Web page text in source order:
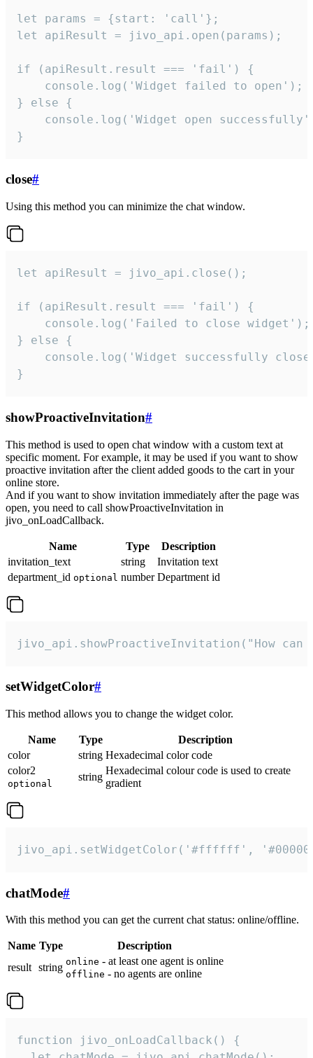
let params = {start: 'call'};
let apiResult = jivo_api.open(params);
if (apiResult.result === 'fail') {
    console.log('Widget failed to open');
} else {
console.log('Widget open
}
close#
Using this method you can minimize the chat window.
let apiResult = jivo_api.close();
if (apiResult.result === 'fail') {
    console.log('Failed to close widget');
} else {
console.log('Widget successfully
}
showProactiveInvitation#
This method is used to open chat window with a custom text at
specific moment. For example, it may be used if you want to show
proactive invitation after the client added goods to the cart in your
online store.
And if you want to show invitation immediately after the page was
open, you need to call showProactiveInvitation in
jivo_onLoadCallback.
Name Type
Description
invitation_text
string
Invitation text
department_id optional number Department id
jivo_api.showProactiveInvitation("How
setWidgetColor#
This method allows you to change the widget color.
Name Type
Description
color
string Hexadecimal color code
color2
optional
string
Hexadecimal colour code is used to create
gradient
jivo_api.setWidgetColor('#ffffff',
chatMode#
With this method you can get the current chat status: online/offline.
Name Type
Description
result string online - at least one agent is online
offline - no agents are online
function jivo_onLoadCallback() {